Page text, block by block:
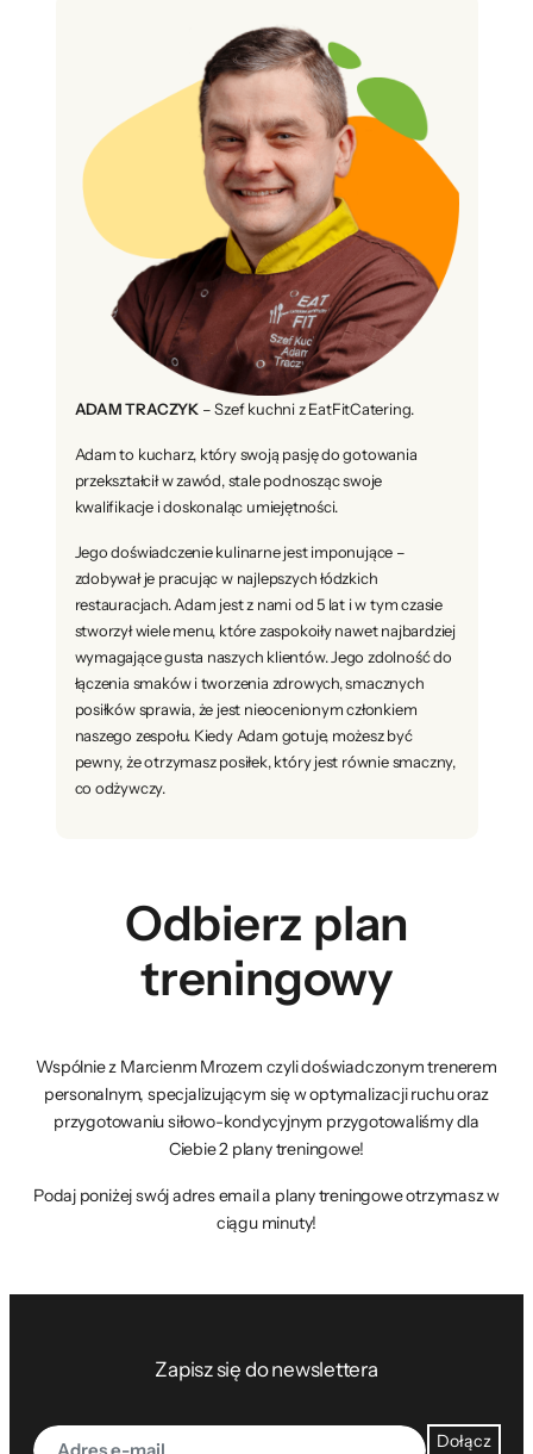
ADAM TRACZYK– Szef kuchni z EatFitCatering.
Adam to kucharz, który swoją pasję do gotowania
przekształcił w zawód, stale podnosząc swoje
kwalifikacje i doskonaląc umiejętności.
Jego doświadczenie kulinarne jest imponujące –
zdobywał je pracując w najlepszych łódzkich
restauracjach. Adam jest z nami od 5 lat i w tym czasie
stworzył wiele menu, które zaspokoiły nawet najbardziej
wymagające gusta naszych klientów. Jego zdolność do
łączenia smaków i tworzenia zdrowych, smacznych
posiłków sprawia, że jest nieocenionym członkiem
naszego zespołu. Kiedy Adam gotuje, możesz być
pewny, że otrzymasz posiłek, który jest równie smaczny,
co odżywczy.
Odbierz plan
treningowy
Wspólnie z Marcienm Mrozem czyli doświadczonym trenerem
personalnym, specjalizującym się w optymalizacji ruchu oraz
przygotowaniu siłowo-kondycyjnym przygotowaliśmy dla
Ciebie 2 plany treningowe!
Podaj poniżej swój adres email a plany treningowe otrzymasz w
ciągu minuty!
Zapisz się do newslettera
Dołącz